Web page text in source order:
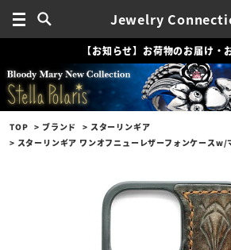
Jewelry
【お知らせ】お荷物のお届け・
TOP ブランド
スターリンギア
スターリンギア ワンオフニューレザーフォンケースw/マルチエンボス レッドブラウ